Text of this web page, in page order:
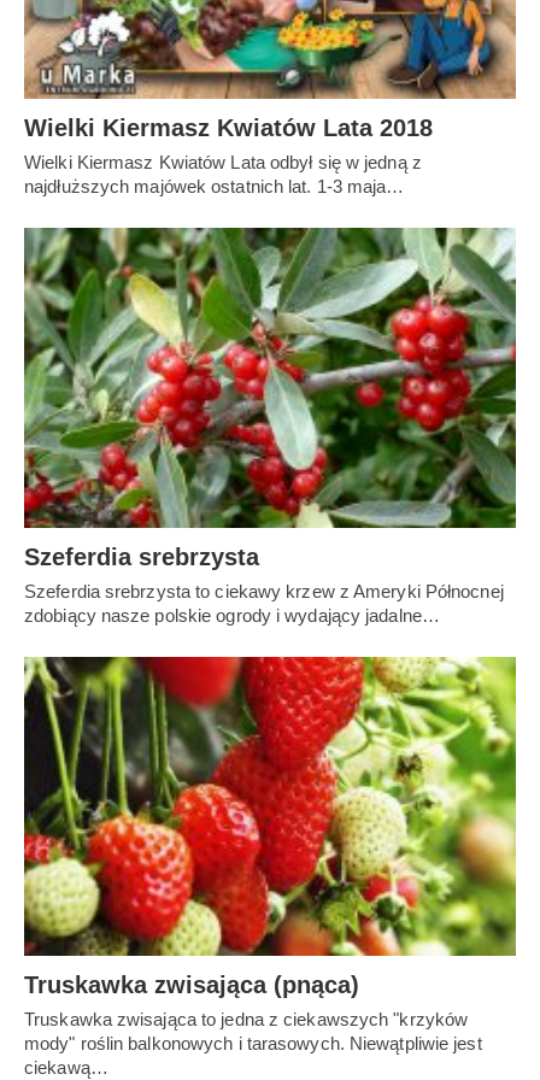
Wielki Kiermasz Kwiatów Lata 2018
Wielki Kiermasz Kwiatów Lata odbył się w jedną z
najdłuższych majówek ostatnich lat. 1-3 maja…
Szeferdia srebrzysta
Szeferdia srebrzysta to ciekawy krzew z Ameryki Północnej
zdobiący nasze polskie ogrody i wydający jadalne…
Truskawka zwisająca (pnąca)
Truskawka zwisająca to jedna z ciekawszych "krzyków
mody" roślin balkonowych i tarasowych. Niewątpliwie jest
ciekawą…